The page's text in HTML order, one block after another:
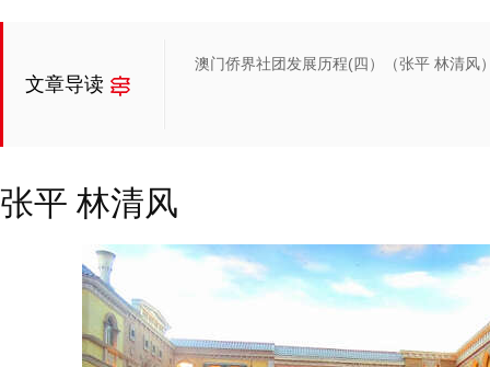
文章导读
澳门侨界社团发展历程(四）（张平 林清风
张平 林清风